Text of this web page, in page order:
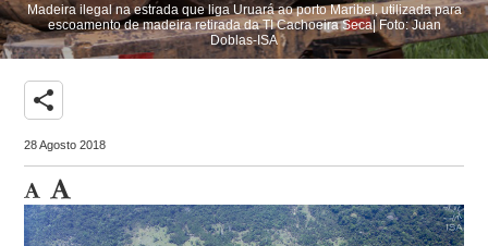
Madeira ilegal na estrada que liga Uruará ao porto Maribel, utilizada para
escoamento de madeira retirada da TI Cachoeira Seca| Foto: Juan
Doblas-ISA
share
28 Agosto 2018